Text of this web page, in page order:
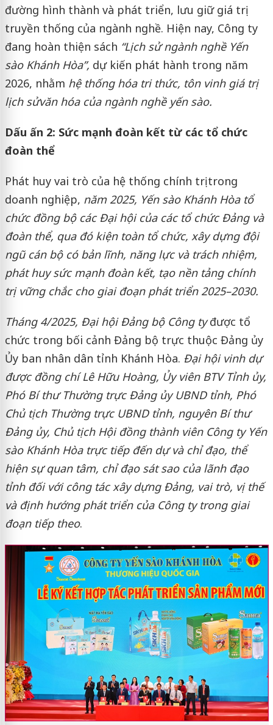
đường hình thành và phát triển, lưu giữ giá trị
truyền thống của ngành nghề. Hiện nay, Công ty
đang hoàn thiện sách “Lịch sử ngành nghề Yến
sào Khánh Hòa”, dự kiến phát hành trong năm
2026, nhằm hệ thống hóa tri thức, tôn vinh giá trị
lịch sửvăn hóa của ngành nghề yến sào.
Dấu ấn 2: Sức mạnh đoàn kết từ các tổ chức
đoàn thể
Phát huy vai trò của hệ thống chính trị trong
doanh nghiệp, năm 2025, Yến sào Khánh Hòa tổ
chức đồng bộ các Đại hội của các tổ chức Đảng và
đoàn thể, qua đó kiện toàn tổ chức, xây dựng đội
ngũ cán bộ có bản lĩnh, năng lực và trách nhiệm,
phát huy sức mạnh đoàn kết, tạo nền tảng chính
trị vững chắc cho giai đoạn phát triển 2025–2030.
Tháng 4/2025, Đại hội Đảng bộ Công tyđược tổ
chức trong bối cảnh Đảng bộ trực thuộc Đảng ủy
Ủy ban nhân dân tỉnh Khánh Hòa. Đại hội vinh dự
được đồng chíLê Hữu Hoàng, Ủy viên BTV Tỉnh ủy,
Phó Bí thư Thường trực Đảng ủy UBND tỉnh, Phó
Chủ tịch Thường trực UBND tỉnh, nguyên Bí thư
Đảng ủy, Chủ tịch Hội đồng thành viên Công ty Yến
sào Khánh Hòa trực tiếp đến dự và chỉ đạo, thể
hiện sự quan tâm, chỉ đạo sát sao của lãnh đạo
tỉnh đối với công tác xây dựng Đảng, vai trò, vị thế
và định hướng phát triển của Công ty trong giai
đoạn tiếp theo.